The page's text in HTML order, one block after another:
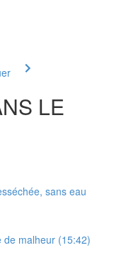
LE
sans eau
de malheur (15:42)